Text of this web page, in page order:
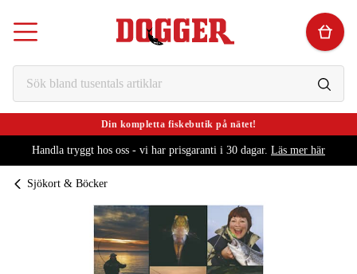
Din kompletta fiskebutik på nätet!
Handla tryggt hos oss - vi har prisgaranti i 30 dagar. Läs mer här
Sjökort & Böcker